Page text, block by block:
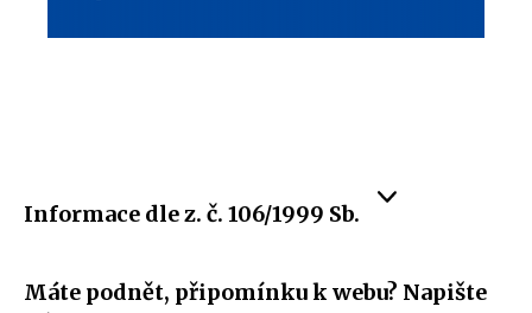
Informace dle z. č. 106/1999 Sb.
Máte podnět, připomínku k webu? Napište